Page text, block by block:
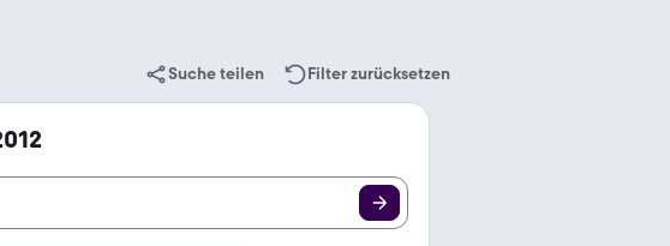
Suche teilen Filter zurücksetzen